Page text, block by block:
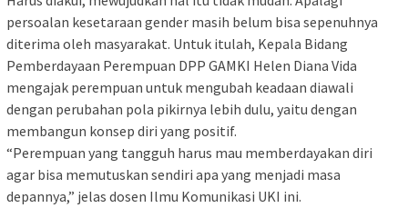
persoalan kesetaraan gender masih belum bisa sepenuhnya
diterima oleh masyarakat. Untuk itulah, Kepala Bidang
Pemberdayaan Perempuan DPP GAMKI Helen Diana Vida
mengajak perempuan untuk mengubah keadaan diawali
dengan perubahan pola pikirnya lebih dulu, yaitu dengan
membangun konsep diri yang positif.
“Perempuan yang tangguh harus mau memberdayakan diri
agar bisa memutuskan sendiri apa yang menjadi masa
depannya,” jelas dosen Ilmu Komunikasi UKI ini.